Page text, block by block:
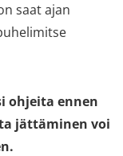
saat ajan
ohjeita ennen
jättäminen voi